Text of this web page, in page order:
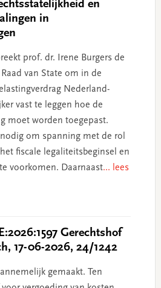
en
in
prof. dr. Irene Burgers de
van State om in de
Nederland-
vast te leggen hoe de
moet worden toegepast.
om spanning met de rol
fiscale legaliteitsbeginsel en
voorkomen. Daarnaast... lees
Gerechtshof
17-06-2026, 24/1242
gemaakt. Ten